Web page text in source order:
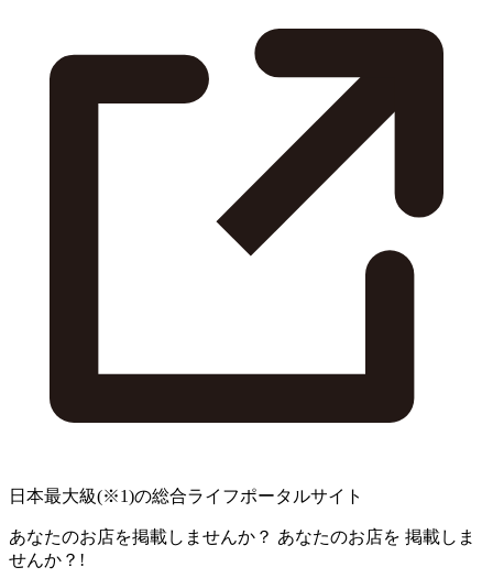
日本最大級(※1)の総合ライフポータルサイト
あなたのお店を掲載しませんか？ あなたのお店を 掲載しま
せんか？!